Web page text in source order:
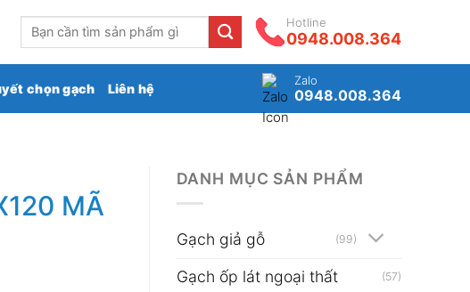
Tìm
kiếm:
Hotline
0948.008.364
chọn gạch Liên hệ
Zalo
0948.008.364
DANH MỤC SẢN PHẨM
Gạch giả gỗ (99)
Gạch ốp lát ngoại thất (57)
MÃ